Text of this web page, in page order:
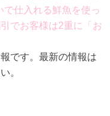
仕入れる鮮魚を使っ
でお客様は2重に「お
です。最新の情報は
。